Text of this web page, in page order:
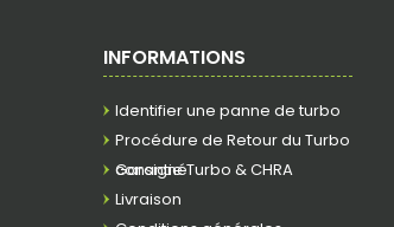
INFORMATIONS
Identifier une panne de turbo
Procédure de Retour du Turbo
consigné
Garantie Turbo & CHRA
Livraison